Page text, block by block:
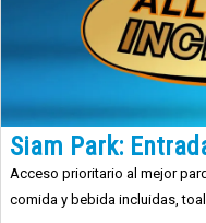
Siam Park:
Acceso prioritario al mejor
comida y bebida incluidas,